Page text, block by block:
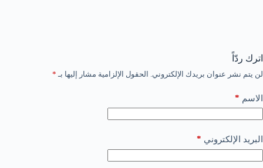
اترك ردّاً
لن يتم نشر عنوان بريدك الإلكتروني. الحقول الإلزامية مشار إليها بـ *
الاسم *
البريد الإلكتروني *